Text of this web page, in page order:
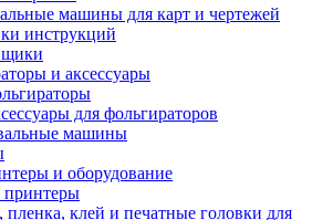
машины для карт и чертежей
инструкций
и аксессуары
для фольгираторов
машины
и оборудование
пленка, клей и печатные головки для